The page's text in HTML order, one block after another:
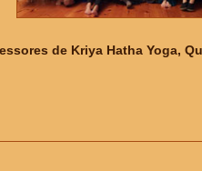
de Kriya Hatha Yoga,